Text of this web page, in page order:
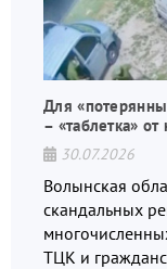
Для
– «таблетка» от
30.07.2026
Волынская
скандальных
ТЦК и